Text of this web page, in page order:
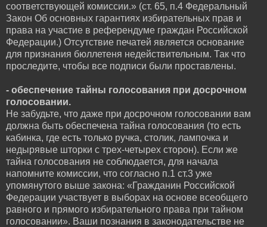
соответствующей комиссии.» (ст. 65, п.4 Федеральный
Закон Об основных гарантиях избирательных прав и
права на участие в референдуме граждан Российской
Федерации.) Отсутствие печатей является основание
для признания бюллетеня недействительным. Так что
проследите, чтобы все подписи были проставлены.
- обеспечение тайны голосования при досрочном
голосовании.
Не забудьте, что даже при досрочном голосовании вам
должна быть обеспечена тайна голосования (то есть
кабинка, где есть только ручка, столик, лампочка и
недырявые шторки с трех-четырех сторон). Если же
тайна голосования не соблюдается, для начала
напомните комиссии, что согласно п.1 ст.3 уже
упомянутого выше закона: «Гражданин Российской
Федерации участвует в выборах на основе всеобщего
равного и прямого избирательного права при тайном
голосовании». Ваши познания в законодательстве не